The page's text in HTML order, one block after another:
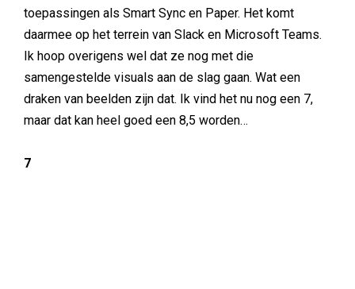
toepassingen als Smart Sync en Paper. Het komt
daarmee op het terrein van Slack en Microsoft Teams.
Ik hoop overigens wel dat ze nog met die
samengestelde visuals aan de slag gaan. Wat een
draken van beelden zijn dat. Ik vind het nu nog een 7,
maar dat kan heel goed een 8,5 worden…
7